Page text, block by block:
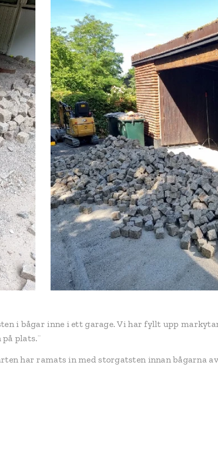
i bågar inne i ett garage. Vi har fyllt upp
plats.¨
har ramats in med storgatsten innan bågarna av